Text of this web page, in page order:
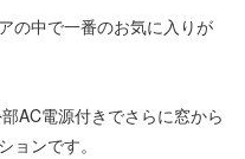
の中で一番のお気に入りが
AC電源付きでさらに窓から
ョンです。